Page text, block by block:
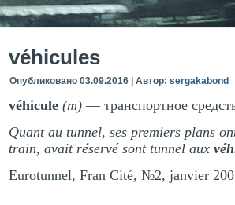
véhicules
Опубликовано 03.09.2016 Автор: sergakabond
véhicule (m) — транспортное
Quant au tunnel, ses premiers plans
train, avait réservé sont tunnel aux
Eurotunnel, Fran Cité, №2, janvier